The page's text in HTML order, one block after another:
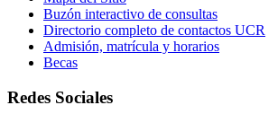
Buzón interactivo de consultas
Directorio completo de contactos UCR
Admisión, matrícula y horarios
Becas
Redes Sociales